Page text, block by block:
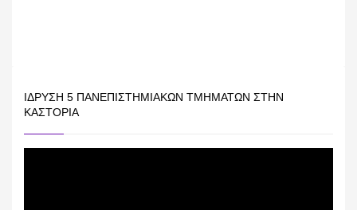
ΊΔΡΥΣΗ 5 ΠΑΝΕΠΙΣΤΗΜΙΑΚΏΝ ΤΜΗΜΆΤΩΝ ΣΤΗΝ
ΚΑΣΤΟΡΙΆ